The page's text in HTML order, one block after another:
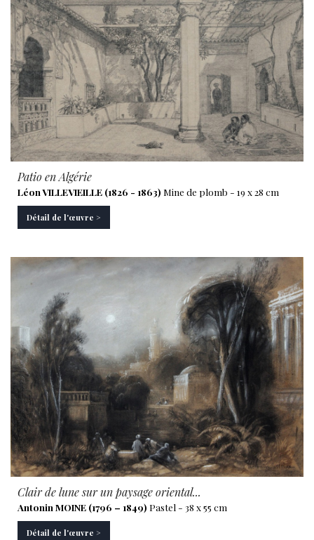
Patio en Algérie
Léon VILLEVIEILLE (1826 - 1863) Mine de plomb - 19 x 28 cm
Détail de l'œuvre >
Clair de lune sur un paysage oriental...
Antonin MOINE (1796 – 1849) Pastel - 38 x 55 cm
Détail de l'œuvre >